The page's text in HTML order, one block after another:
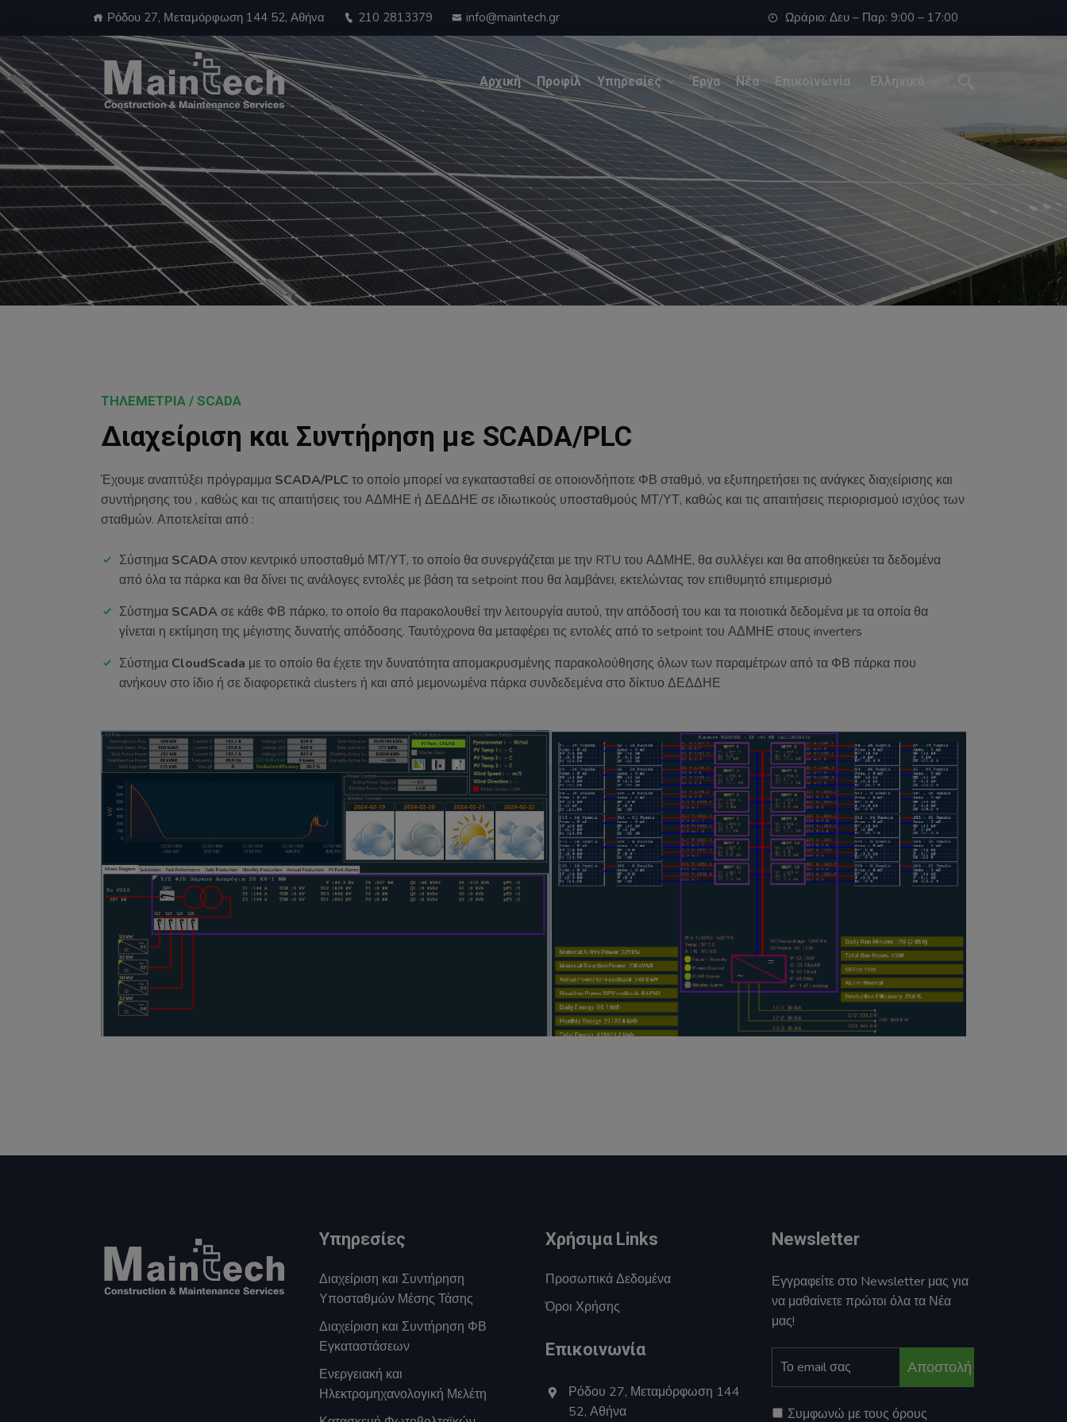
Ρόδου 27, Μεταμόρφωση 144 52, Αθήνα 210 2813379 info@maintech.gr Ωράριο: Δευ – Παρ: 9:00 – 17:00
Αρχική Προφίλ Υπηρεσίες Έργα Νέα Επικοινωνία Ελληνικά
ΤΗΛΕΜΕΤΡΙΑ / SCADA
Διαχείριση και Συντήρηση με SCADA/PLC
Έχουμε αναπτύξει πρόγραμμα SCADA/PLC το οποίο μπορεί να εγκατασταθεί σε οποιονδήποτε ΦΒ σταθμό, να εξυπηρετήσει τις ανάγκες διαχείρισης και
συντήρησης του , καθώς και τις απαιτήσεις του ΑΔΜΗΕ ή ΔΕΔΔΗΕ σε ιδιωτικούς υποσταθμούς ΜΤ/ΥΤ, καθώς και τις απαιτήσεις περιορισμού ισχύος των
σταθμών. Αποτελείται από :
Σύστημα SCADAστον κεντρικό υποσταθμό ΜΤ/ΥΤ, το οποίο θα συνεργάζεται με την RTU του ΑΔΜΗΕ, θα συλλέγει και θα αποθηκεύει τα δεδομένα
από όλα τα πάρκα και θα δίνει τις ανάλογες εντολές με βάση τα setpoint που θα λαμβάνει, εκτελώντας τον επιθυμητό επιμερισμό
Σύστημα SCADAσε κάθε ΦΒ πάρκο, το οποίο θα παρακολουθεί την λειτουργία αυτού, την απόδοσή του και τα ποιοτικά δεδομένα με τα οποία θα
γίνεται η εκτίμηση της μέγιστης δυνατής απόδοσης. Ταυτόχρονα θα μεταφέρει τις εντολές από το setpoint του ΑΔΜΗΕ στους inverters
Σύστημα CloudScada με το οποίο θα έχετε την δυνατότητα απομακρυσμένης παρακολούθησης όλων των παραμέτρων από τα ΦΒ πάρκα που
ανήκουν στο ίδιο ή σε διαφορετικά clusters ή και από μεμονωμένα πάρκα συνδεδεμένα στο δίκτυο ΔΕΔΔΗΕ
Υπηρεσίες
Διαχείριση και Συντήρηση
Υποσταθμών Μέσης Τάσης
Διαχείριση και Συντήρηση ΦΒ
Εγκαταστάσεων
Ενεργειακή και
Ηλεκτρομηχανολογική Μελέτη
Χρήσιμα Links
Προσωπικά Δεδομένα
Όροι Χρήσης
Επικοινωνία
Ρόδου 27, Μεταμόρφωση 144
52, Αθήνα
Newsletter
Εγγραφείτε στο Newsletter μας για
να μαθαίνετε πρώτοι όλα τα Νέα
μας!
Αποστολή
Συμφωνώ με τους όρους